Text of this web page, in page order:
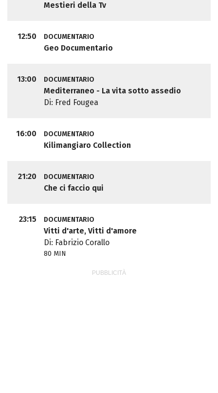
Mestieri della Tv
12:50 DOCUMENTARIO
Geo Documentario
13:00 DOCUMENTARIO
Mediterraneo - La vita sotto assedio
Di: Fred Fougea
16:00 DOCUMENTARIO
Kilimangiaro Collection
21:20 DOCUMENTARIO
Che ci faccio qui
23:15 DOCUMENTARIO
Vitti d'arte, Vitti d'amore
Di: Fabrizio Corallo
80 MIN